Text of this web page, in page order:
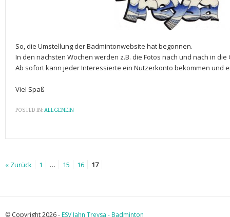
So, die Umstellung der Badmintonwebsite hat begonnen.
In den nächsten Wochen werden z.B. die Fotos nach und nach in
Ab sofort kann jeder Interessierte ein Nutzerkonto bekommen und
Viel Spaß
POSTED IN:ALLGEMEIN
« Zurück 1 … 15 16 17
© Copyright 2026 -ESV Jahn Treysa - Badminton